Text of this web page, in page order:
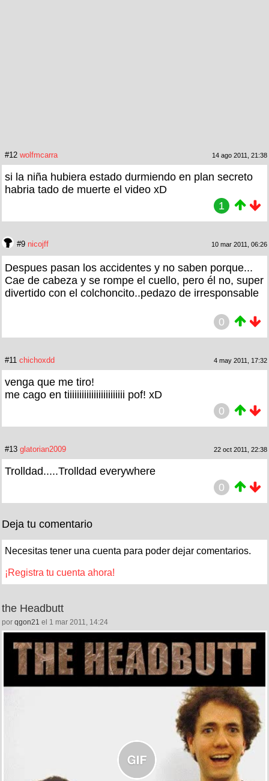
#12 wolfmcarra 14 ago 2011, 21:38
si la niña hubiera estado durmiendo en plan secreto
habria tado de muerte el video xD
1
#9 nicojff 10 mar 2011, 06:26
Despues pasan los accidentes y no saben porque...
Cae de cabeza y se rompe el cuello, pero él no, super
divertido con el colchoncito..pedazo de irresponsable
0
#11 chichoxdd 4 may 2011, 17:32
venga que me tiro!
me cago en tiiiiiiiiiiiiiiiiiiiiiiii pof! xD
0
#13 glatorian2009 22 oct 2011, 22:38
Trolldad.....Trolldad everywhere
0
Deja tu comentario
Necesitas tener una cuenta para poder dejar comentarios.
¡Registra tu cuenta ahora!
the Headbutt
por qgon21 el 1 mar 2011, 14:24